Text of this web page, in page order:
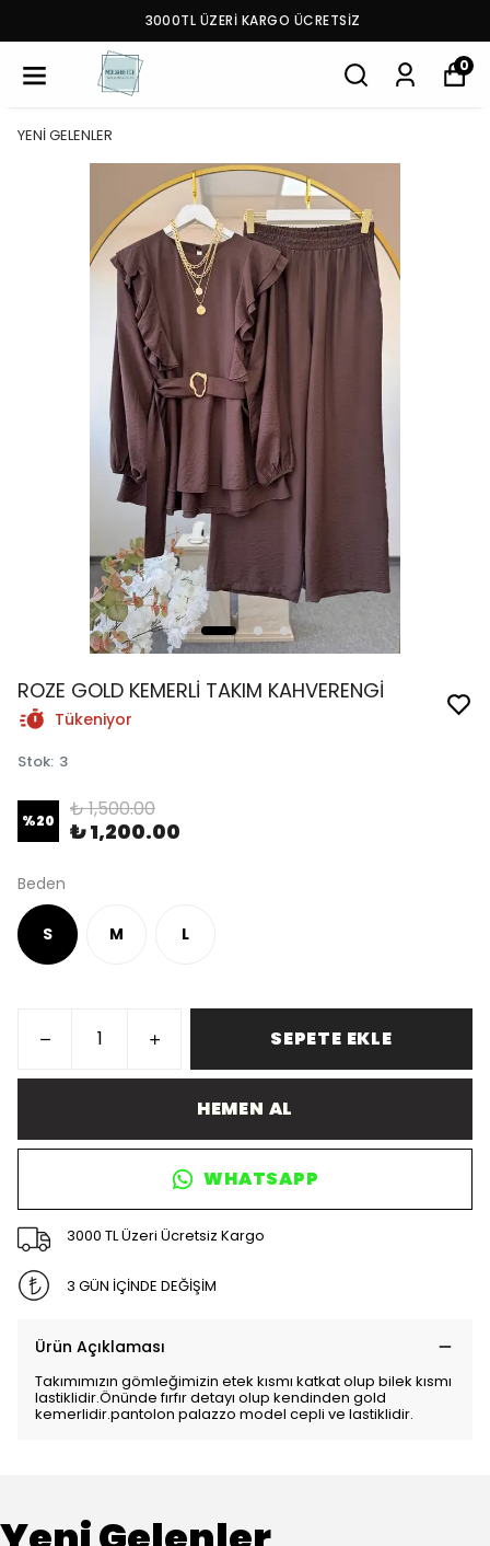
3000TL ÜZERİ KARGO ÜCRETSİZ
0
YENİ GELENLER
ROZE GOLD KEMERLİ TAKIM KAHVERENGİ
Tükeniyor
Stok: 3
%20 ₺ 1,500.00
₺ 1,200.00
Beden
S M L
SEPETE EKLE
HEMEN AL
WHATSAPP
3000 TL Üzeri Ücretsiz Kargo
3 GÜN İÇİNDE DEĞİŞİM
Ürün Açıklaması
Takımımızın gömleğimizin etek kısmı katkat olup bilek kısmı
lastiklidir.Önünde fırfır detayı olup kendinden gold
kemerlidir.pantolon palazzo model cepli ve lastiklidir.